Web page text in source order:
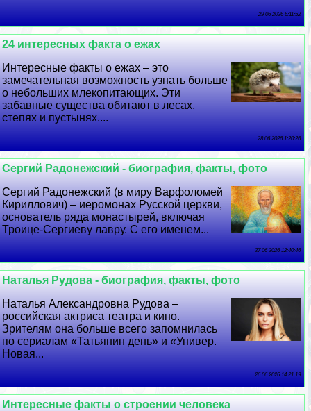
29 06 2026 6:11:52
24 интересных факта о ежах
Интересные факты о ежах – это
замечательная возможность узнать больше
о небольших млекопитающих. Эти
забавные существа обитают в лесах,
степях и пустынях....
28 06 2026 1:20:26
Сергий Радонежский - биография, факты, фото
Сергий Радонежский (в миру Варфоломей
Кириллович) – иеромонах Русской церкви,
основатель ряда монастырей, включая
Троице-Сергиеву лавру. С его именем...
27 06 2026 12:40:46
Наталья Рудова - биография, факты, фото
Наталья Александровна Рудова –
российская актриса театра и кино.
Зрителям она больше всего запомнилась
по сериалам «Татьянин день» и «Универ.
Новая...
26 06 2026 14:21:19
Интересные факты о строении человека